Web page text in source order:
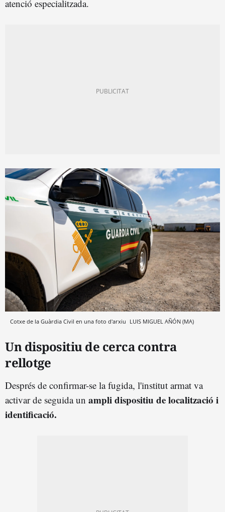
atenció especialitzada.
Cotxe de la Guàrdia Civil en una foto d'arxiu LUIS MIGUEL AÑÓN (MA)
Un dispositiu de cerca contra
rellotge
Després de confirmar-se la fugida, l'institut armat va
activar de seguida un ampli dispositiu de localització i
identificació.